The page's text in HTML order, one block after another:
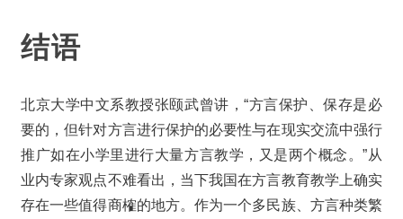
结语
北京大学中文系教授张颐武曾讲，“方言保护、保存是必
要的，但针对方言进行保护的必要性与在现实交流中强行
推广如在小学里进行大量方言教学，又是两个概念。”从
业内专家观点不难看出，当下我国在方言教育教学上确实
存在一些值得商榷的地方。作为一个多民族、方言种类繁